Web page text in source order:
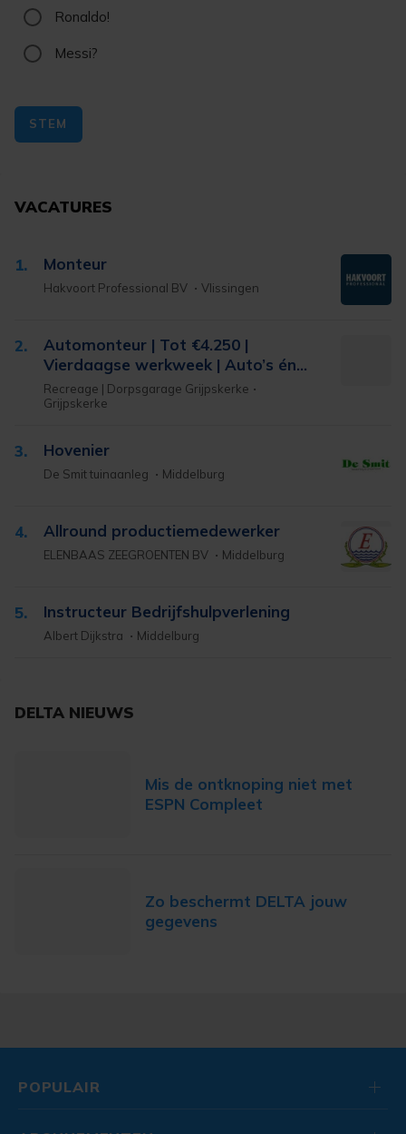
Ronaldo!
Messi?
STEM
VACATURES
1. Monteur
Hakvoort Professional BV Vlissingen
2.
Automonteur | Tot €4.250 |
Vierdaagse werkweek | Auto’s én
Campers | Direct vast contract
mogelijk
Recreage | Dorpsgarage Grijpskerke
Grijpskerke
3. Hovenier
De Smit tuinaanleg Middelburg
4. Allround productiemedewerker
ELENBAAS ZEEGROENTEN BV Middelburg
5. Instructeur Bedrijfshulpverlening
Albert Dijkstra Middelburg
DELTA NIEUWS
Mis de ontknoping niet met
ESPN Compleet
Zo beschermt DELTA jouw
gegevens
POPULAIR